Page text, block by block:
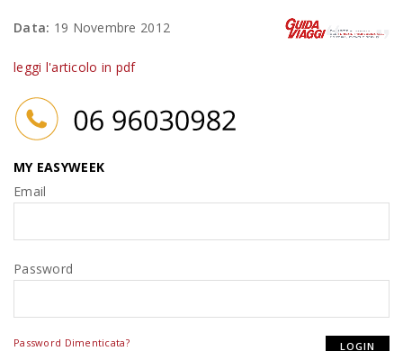
Data: 19 Novembre 2012
leggi l'articolo in pdf
MY EASYWEEK
Email
Password
Password Dimenticata?